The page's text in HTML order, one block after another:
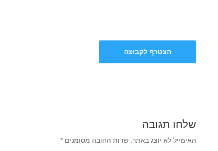
הצטרף לקבוצה
שלחו תגובה
האימייל לא יוצג באתר. שדות החובה מסומנים *